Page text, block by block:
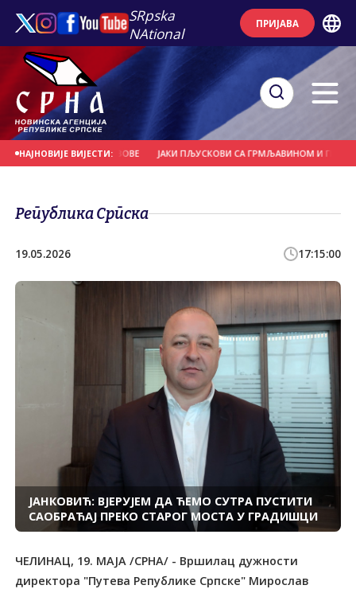
SRpska
NAtional
ПРИЈАВА
НАЈНОВИЈЕ ВИЈЕСТИ:
И НОСИЛА КРОВОВЕ ЈАКИ ПЉУСКОВИ СА ГРМЉАВИНОМ И ГРАДОМ У
Република Српска
19.05.2026 17:15:00
ЈАНКОВИЋ: ВЈЕРУЈЕМ ДА ЋЕМО СУТРА ПУСТИТИ
САОБРАЋАЈ ПРЕКО СТАРОГ МОСТА У ГРАДИШЦИ
ЧЕЛИНАЦ, 19. МАЈА /СРНА/ - Вршилац дужности
директора "Путева Републике Српске" Мирослав